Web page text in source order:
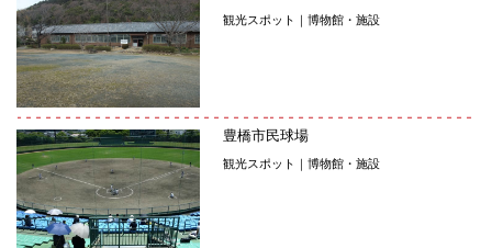
観光スポット｜博物館・施設
豊橋市民球場
観光スポット｜博物館・施設